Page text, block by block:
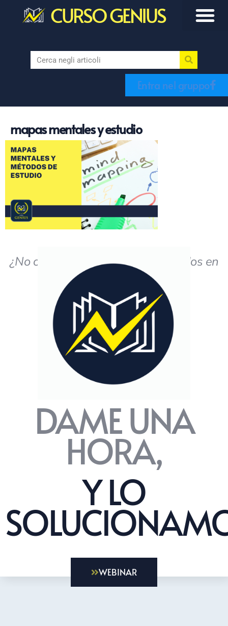
CURSO GENIUS
Entra nel gruppo
mapas mentales y estudio
¿No obtiene los resultados deseados en
el estudio?
DAME UNA
HORA,
Y LO
WEBINAR